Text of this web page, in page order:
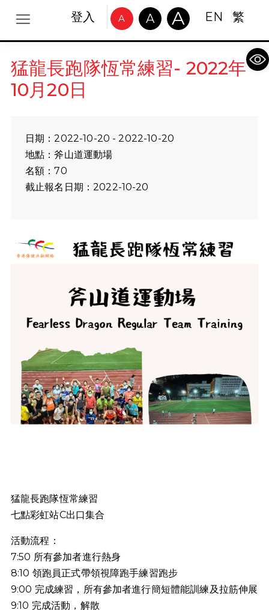
登入 A A A EN 繁
猛龍長跑隊恆常練習- 2022年
10月20日
日期：2022-10-20 - 2022-10-20
地點：斧山道運動場
名額：70
截止報名日期：2022-10-20
猛龍長跑隊恆常練習
七點彩虹站C出口集合
活動流程：
7:50 所有參加者進行熱身
8:10 領跑員正式帶領視障跑手練習跑步
9:00 完成練習，所有參加者進行簡短體能訓練及拉筋伸展
9:10 完成活動，解散